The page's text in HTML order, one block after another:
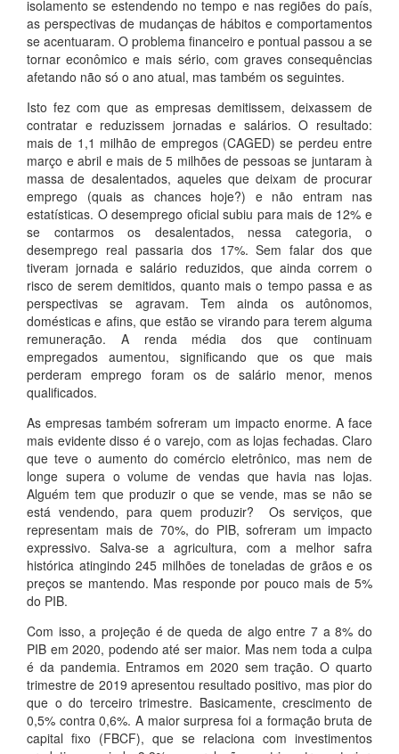
isolamento se estendendo no tempo e nas regiões do país,
as perspectivas de mudanças de hábitos e comportamentos
se acentuaram. O problema financeiro e pontual passou a se
tornar econômico e mais sério, com graves consequências
afetando não só o ano atual, mas também os seguintes.
Isto fez com que as empresas demitissem, deixassem de
contratar e reduzissem jornadas e salários. O resultado:
mais de 1,1 milhão de empregos (CAGED) se perdeu entre
março e abril e mais de 5 milhões de pessoas se juntaram à
massa de desalentados, aqueles que deixam de procurar
emprego (quais as chances hoje?) e não entram nas
estatísticas. O desemprego oficial subiu para mais de 12% e
se contarmos os desalentados, nessa categoria, o
desemprego real passaria dos 17%. Sem falar dos que
tiveram jornada e salário reduzidos, que ainda correm o
risco de serem demitidos, quanto mais o tempo passa e as
perspectivas se agravam. Tem ainda os autônomos,
domésticas e afins, que estão se virando para terem alguma
remuneração. A renda média dos que continuam
empregados aumentou, significando que os que mais
perderam emprego foram os de salário menor, menos
qualificados.
As empresas também sofreram um impacto enorme. A face
mais evidente disso é o varejo, com as lojas fechadas. Claro
que teve o aumento do comércio eletrônico, mas nem de
longe supera o volume de vendas que havia nas lojas.
Alguém tem que produzir o que se vende, mas se não se
está vendendo, para quem produzir? Os serviços, que
representam mais de 70%, do PIB, sofreram um impacto
expressivo. Salva-se a agricultura, com a melhor safra
histórica atingindo 245 milhões de toneladas de grãos e os
preços se mantendo. Mas responde por pouco mais de 5%
do PIB.
Com isso, a projeção é de queda de algo entre 7 a 8% do
PIB em 2020, podendo até ser maior. Mas nem toda a culpa
é da pandemia. Entramos em 2020 sem tração. O quarto
trimestre de 2019 apresentou resultado positivo, mas pior do
que o do terceiro trimestre. Basicamente, crescimento de
0,5% contra 0,6%. A maior surpresa foi a formação bruta de
capital fixo (FBCF), que se relaciona com investimentos